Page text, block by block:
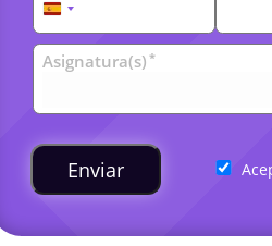
España
+34
Clases
Asignatura(s) *
Enviar